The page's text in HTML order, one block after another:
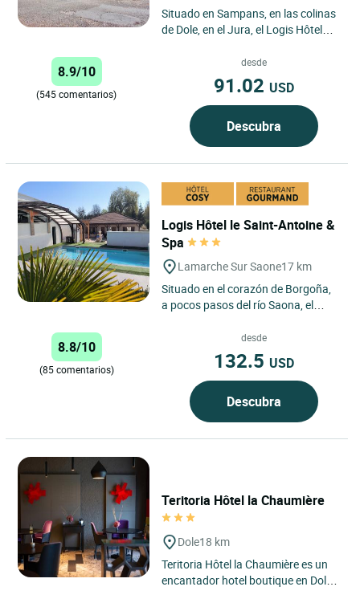
Situado en Sampans, en las colinas
de Dole, en el Jura, el Logis Hôtel
un entorno natural...
8.9/10
(545 comentarios)
desde
91.02 USD
Descubra
Logis Hôtel le Saint-Antoine &
Spa
Lamarche Sur Saone17 km
Situado en el corazón de Borgoña,
a pocos pasos del río Saona, el
establecimiento familiar...
8.8/10
(85 comentarios)
desde
132.5 USD
Descubra
Teritoria Hôtel la Chaumière
Dole18 km
Teritoria Hôtel la Chaumière es un
encantador hotel boutique en Dole,